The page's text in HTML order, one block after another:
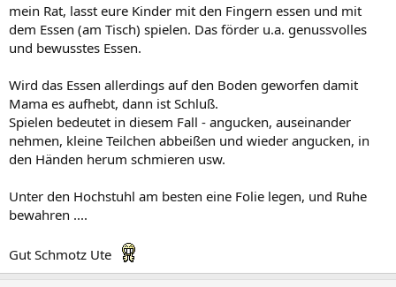
mein Rat, lasst eure Kinder mit den Fingern essen und mit
dem Essen (am Tisch) spielen. Das förder u.a. genussvolles
und bewusstes Essen.
Wird das Essen allerdings auf den Boden geworfen damit
Mama es aufhebt, dann ist Schluß.
Spielen bedeutet in diesem Fall - angucken, auseinander
nehmen, kleine Teilchen abbeißen und wieder angucken, in
den Händen herum schmieren usw.
Unter den Hochstuhl am besten eine Folie legen, und Ruhe
bewahren ....
Gut Schmotz Ute